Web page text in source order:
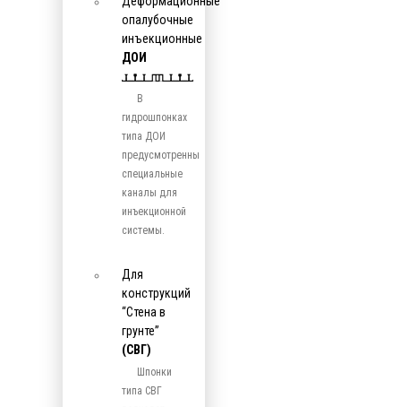
опалубочные
инъекционные
ДОИ
В
гидрошпонках
типа ДОИ
предусмотренны
специальные
каналы для
инъекционной
системы.
Для
конструкций
“Стена в
грунте”
(СВГ)
Шпонки
типа СВГ